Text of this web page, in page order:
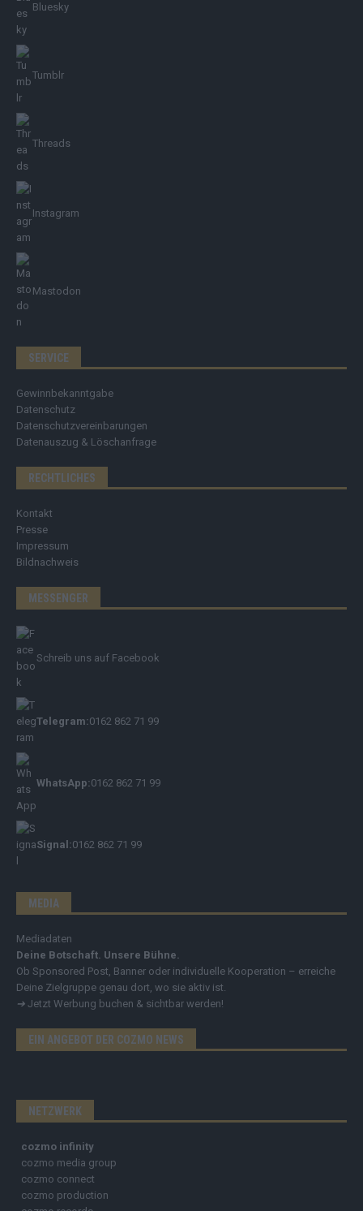
Bluesky
Tumblr
Threads
Instagram
Mastodon
SERVICE
Gewinnbekanntgabe
Datenschutz
Datenschutzvereinbarungen
Datenauszug & Löschanfrage
RECHTLICHES
Kontakt
Presse
Impressum
Bildnachweis
MESSENGER
Schreib uns auf Facebook
Telegram:0162 862 71 99
WhatsApp:0162 862 71 99
Signal:0162 862 71 99
MEDIA
Mediadaten
Deine Botschaft. Unsere Bühne.
Ob Sponsored Post, Banner oder individuelle Kooperation – erreiche
Deine Zielgruppe genau dort, wo sie aktiv ist.
➔ Jetzt Werbung buchen & sichtbar werden!
EIN ANGEBOT DER COZMO NEWS
NETZWERK
cozmo infinity
cozmo media group
cozmo connect
cozmo production